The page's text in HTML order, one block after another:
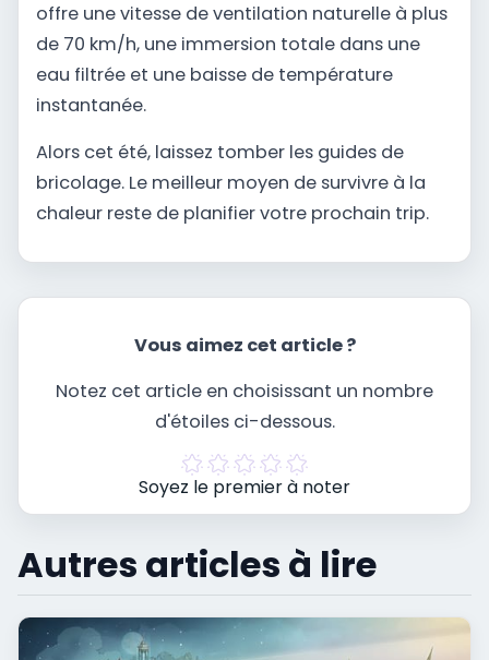
offre une vitesse de ventilation naturelle à plus
de 70 km/h, une immersion totale dans une
eau filtrée et une baisse de température
instantanée.
Alors cet été, laissez tomber les guides de
bricolage. Le meilleur moyen de survivre à la
chaleur reste de planifier votre prochain trip.
Vous aimez cet article ?
Notez cet article en choisissant un nombre
d'étoiles ci-dessous.
Soyez le premier à noter
Autres articles à lire